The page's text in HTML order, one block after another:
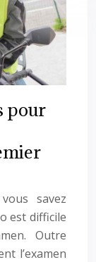
pour
savez
est difficile
Outre
l’examen